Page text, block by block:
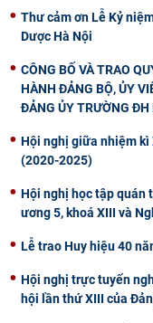
Thư cảm ơn Lễ Kỷ
Dược Hà Nội
CÔNG BỐ VÀ TRAO
HÀNH ĐẢNG BỘ, ỦY
ĐẢNG ỦY TRƯỜNG ĐH
Hội nghị giữa nhiệm kì
(2020-2025)
Hội nghị học tập quán
ương 5, khoá XIII và
Lễ trao Huy hiệu 40
Hội nghị trực tuyến
hội lần thứ XIII của